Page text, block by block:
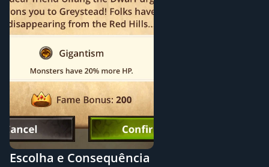
Escolha e Consequência